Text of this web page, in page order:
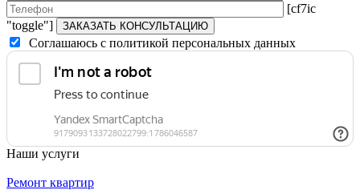
[cf7ic
"toggle"]
ЗАКАЗАТЬ КОНСУЛЬТАЦИЮ
Соглашаюсь с политикой персональных данных
Наши услуги
Ремонт квартир